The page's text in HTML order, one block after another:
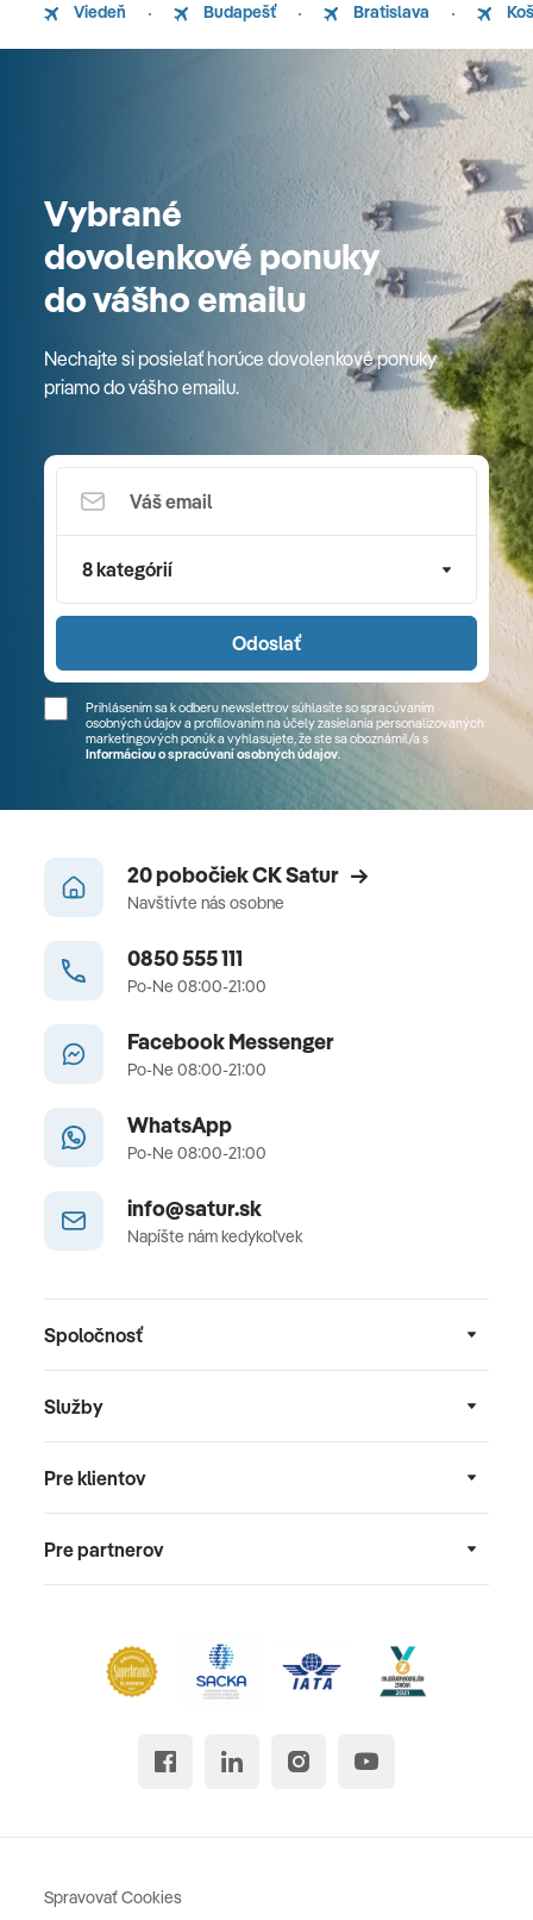
Viedeň Budapešť Bratislava
Vybrané
dovolenkové ponuky
do vášho emailu
Nechajte si posielať horúce dovolenkové ponuky
priamo do vášho emailu.
8 kategórií
Odoslať
Prihlásením sa k odberu newslettrov súhlasíte so spracúvaním
osobných údajov a profilovaním na účely zasielania personalizovaných
marketingových ponúk a vyhlasujete, že ste sa oboznámil/a s
Informáciou o spracúvaní osobných údajov.
20 pobočiek CK Satur
Navštívte nás osobne
0850 555 111
Po-Ne 08:00-21:00
Facebook Messenger
Po-Ne 08:00-21:00
WhatsApp
Po-Ne 08:00-21:00
info@satur.sk
Napíšte nám kedykoľvek
Spoločnosť
Služby
Pre klientov
Pre partnerov
Spravovať Cookies